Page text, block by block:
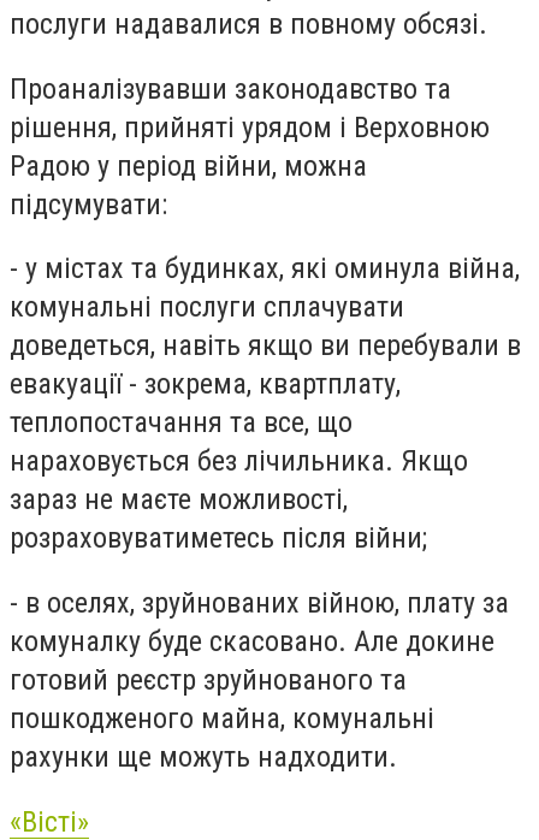
послуги надавалися в повному обсязі.
Проаналізувавши законодавство та
рішення, прийняті урядом і Верховною
Радою у період війни, можна
підсумувати:
- у містах та будинках, які оминула війна,
комунальні послуги сплачувати
доведеться, навіть якщо ви перебували в
евакуації - зокрема, квартплату,
теплопостачання та все, що
нараховується без лічильника. Якщо
зараз не маєте можливості,
розраховуватиметесь після війни;
- в оселях, зруйнованих війною, плату за
комуналку буде скасовано. Але докине
готовий реєстр зруйнованого та
пошкодженого майна, комунальні
рахунки ще можуть надходити.
«Вісті»